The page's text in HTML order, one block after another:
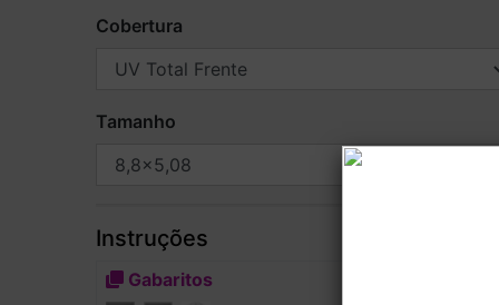
Cobertura
Tamanho
Instruções
Gabaritos